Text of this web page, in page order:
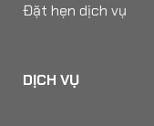
Đặt hẹn dịch vụ
DỊCH VỤ